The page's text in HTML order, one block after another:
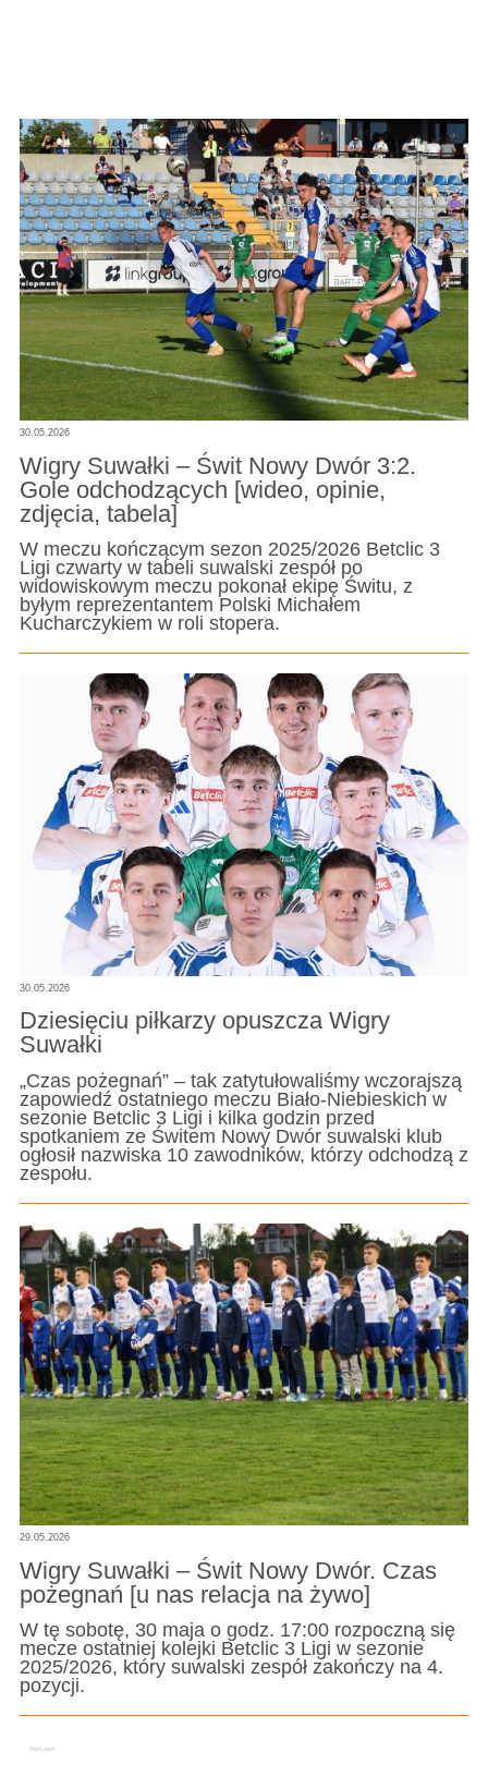
30.05.2026
Wigry Suwałki – Świt Nowy Dwór 3:2.
Gole odchodzących [wideo, opinie,
zdjęcia, tabela]
W meczu kończącym sezon 2025/2026 Betclic 3
Ligi czwarty w tabeli suwalski zespół po
widowiskowym meczu pokonał ekipę Świtu, z
byłym reprezentantem Polski Michałem
Kucharczykiem w roli stopera.
30.05.2026
Dziesięciu piłkarzy opuszcza Wigry
Suwałki
„Czas pożegnań” – tak zatytułowaliśmy wczorajszą
zapowiedź ostatniego meczu Biało-Niebieskich w
sezonie Betclic 3 Ligi i kilka godzin przed
spotkaniem ze Świtem Nowy Dwór suwalski klub
ogłosił nazwiska 10 zawodników, którzy odchodzą z
zespołu.
29.05.2026
Wigry Suwałki – Świt Nowy Dwór. Czas
pożegnań [u nas relacja na żywo]
W tę sobotę, 30 maja o godz. 17:00 rozpoczną się
mecze ostatniej kolejki Betclic 3 Ligi w sezonie
2025/2026, który suwalski zespół zakończy na 4.
pozycji.